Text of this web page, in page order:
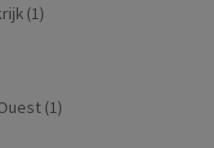
(1)
(1)